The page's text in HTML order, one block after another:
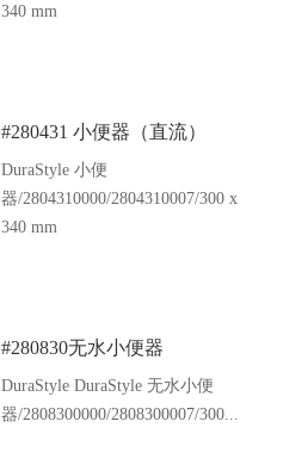
340 mm
#280431 小便器（直流）
DuraStyle 小便
器/2804310000/2804310007/300 x
340 mm
#280830无水小便器
DuraStyle DuraStyle 无水小便
器/2808300000/2808300007/300...